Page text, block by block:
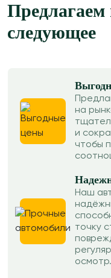
следующее
на
и
чтобы
Наш
точку
осмотр.